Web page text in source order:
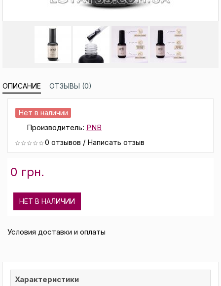
ОПИСАНИЕ ОТЗЫВЫ (0)
Нет в наличии
Производитель: PNB
0 отзывов / Написать отзыв
0 грн.
НЕТ В НАЛИЧИИ
Условия доставки и оплаты
Характеристики